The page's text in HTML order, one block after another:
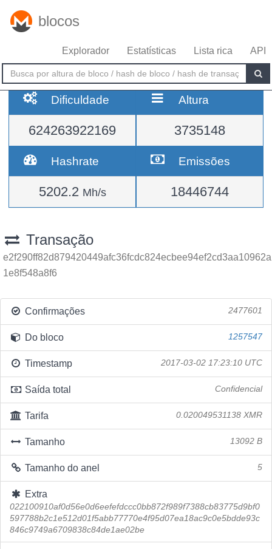
blocos
Explorador Estatísticas Lista rica API
Dificuldade
624263922169
Altura
3735148
Hashrate
5202.2 Mh/s
Emissões
18446744
Transação
e2f290ff82d879420449afc36fcdc824ecbee94ef2cd3aa10962a
1e8f548a8f6
Confirmações 2477601
Do bloco 1257547
Timestamp 2017-03-02 17:23:10 UTC
Saída total Confidencial
Tarifa 0.020049531138 XMR
Tamanho 13092 B
Tamanho do anel 5
Extra
022100910af0d56e0d6eefefdccc0bb872f989f7388cb83775d9bf0
597788b2c1e512d01f5abb77770e4f95d07ea18ac9c0e5bdde93c
846c9749a6709838c84de1ae02be